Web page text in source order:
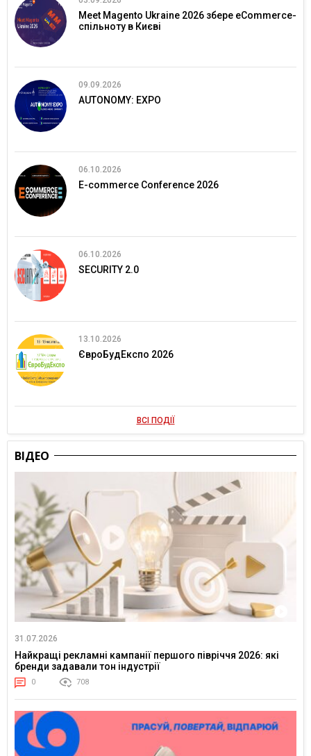
Meet Magento Ukraine 2026 збере eCommerce-
спільноту в Києві
09.09.2026
AUTONOMY: EXPO
06.10.2026
E-commerce Conference 2026
06.10.2026
SECURITY 2.0
13.10.2026
ЄвроБудЕкспо 2026
ВСІ ПОДІЇ
ВІДЕО
31.07.2026
Найкращі рекламні кампанії першого півріччя 2026: які
бренди задавали тон індустрії
0 708